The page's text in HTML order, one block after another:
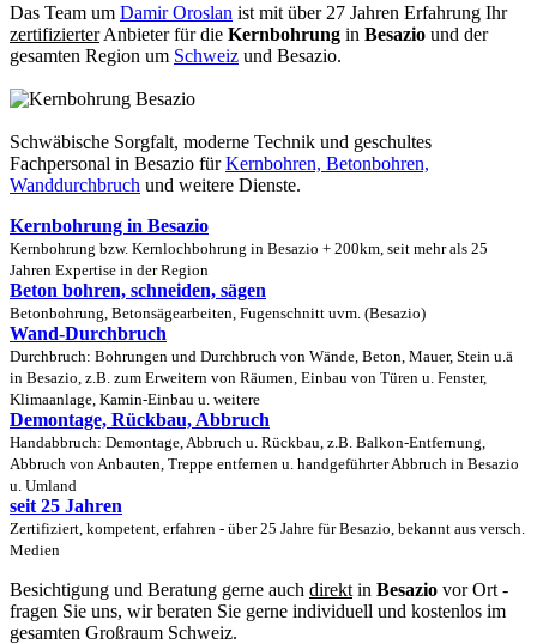
Das Team um Damir Oroslan ist mit über 27 Jahren Erfahrung Ihr
zertifizierterAnbieter für die Kernbohrung in Besazio und der
gesamten Region um Schweiz und Besazio.
Schwäbische Sorgfalt, moderne Technik und geschultes
Fachpersonal in Besazio fürKernbohren, Betonbohren,
Wanddurchbruch und weitere Dienste.
Kernbohrung in Besazio
Kernbohrung bzw. Kernlochbohrung in Besazio + 200km, seit mehr als 25
Jahren Expertise in der Region
Beton bohren, schneiden, sägen
Betonbohrung, Betonsägearbeiten, Fugenschnitt uvm. (Besazio)
Wand-Durchbruch
Durchbruch: Bohrungen und Durchbruch von Wände, Beton, Mauer, Stein u.ä
in Besazio, z.B. zum Erweitern von Räumen, Einbau von Türen u. Fenster,
Klimaanlage, Kamin-Einbau u. weitere
Demontage, Rückbau, Abbruch
Handabbruch: Demontage, Abbruch u. Rückbau, z.B. Balkon-Entfernung,
Abbruch von Anbauten, Treppe entfernen u. handgeführter Abbruch in Besazio
u. Umland
seit 25 Jahren
Zertifiziert, kompetent, erfahren - über 25 Jahre für Besazio, bekannt aus versch.
Medien
Besichtigung und Beratung gerne auch direkt in Besazio vor Ort -
fragen Sie uns, wir beraten Sie gerne individuell und kostenlos im
gesamten Großraum Schweiz.